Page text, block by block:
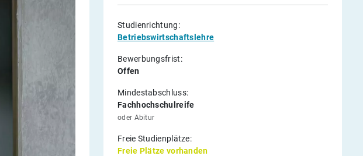
Studienrichtung:
Betriebswirtschaftslehre
Bewerbungsfrist:
Offen
Mindestabschluss:
Fachhochschulreife
oder Abitur
Freie Studienplätze:
Freie Plätze vorhanden